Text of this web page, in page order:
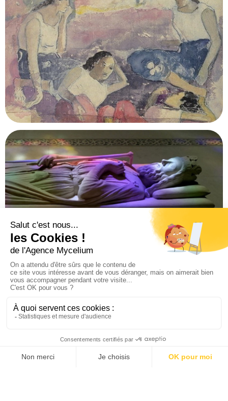
Pavillon des Reptiles
Paris
Espace muséal Paul Gauguin en Polynésie
Tahiti, Polynésie